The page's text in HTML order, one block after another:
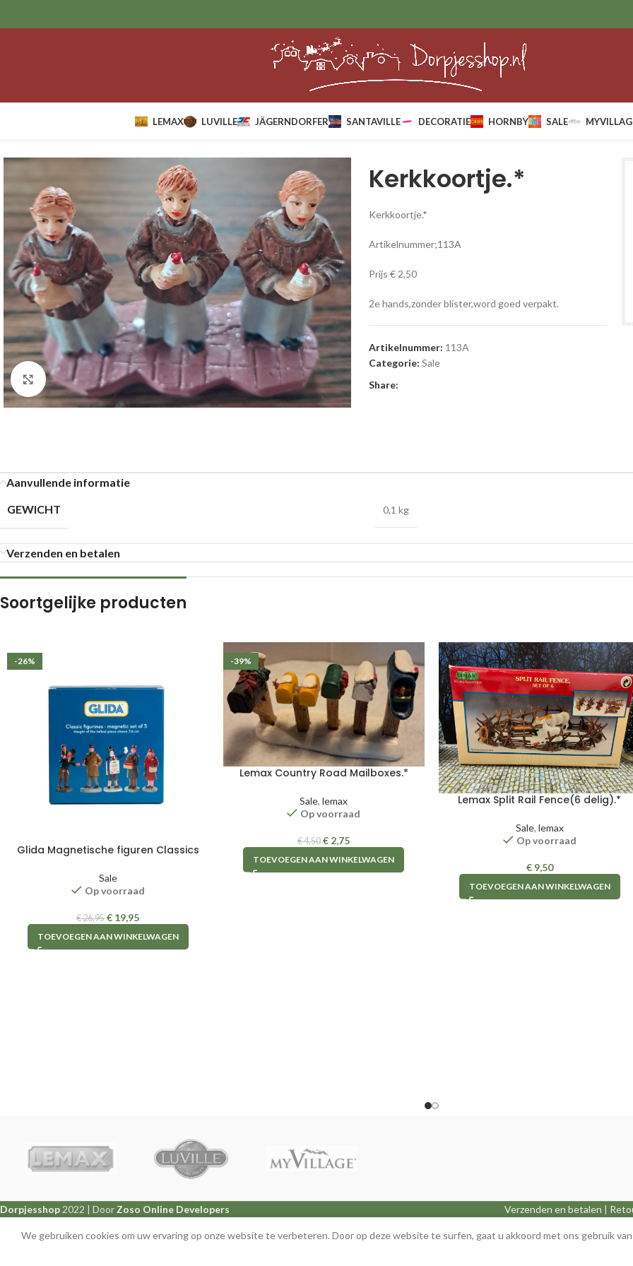
LEMAX LUVILLE JÄGERNDORFER SANTAVILLE DECORATIE HORNBY SALE
Klik om te vergroten
Kerkkoortje.*
Kerkkoortje.*
Artikelnummer;113A
Prijs € 2,50
2e hands,zonder blister,word goed verpakt.
Artikelnummer: 113A
Categorie: Sale
Share:
Aanvullende informatie
GEWICHT
0,1 kg
Verzenden en betalen
Soortgelijke producten
-26%
Glida Magnetische figuren Classics
Sale
Op voorraad
€26,95 € 19,95
TOEVOEGEN AAN WINKELWAGEN
-39%
Lemax Country Road Mailboxes.*
Sale,lemax
Op voorraad
€4,50 € 2,75
TOEVOEGEN AAN WINKELWAGEN
Lemax Split Rail Fence(6 delig).*
Sale, lemax
Op voorraad
€9,50
TOEVOEGEN AAN WINKELWAGEN
Dorpjesshop 2022 | Door Zoso Online Developers Verzenden en betalen |
We gebruiken cookies om uw ervaring op onze website te verbeteren. Door op deze website te surfen, gaat u akkoord met ons gebruik